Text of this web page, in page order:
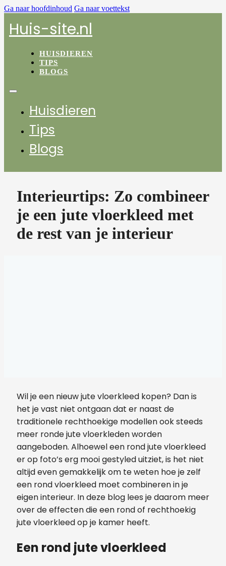
Ga naar hoofdinhoud Ga naar voettekst
Huis-site.nl
HUISDIEREN
TIPS
BLOGS
Huisdieren
Tips
Blogs
Interieurtips: Zo combineer
je een jute vloerkleed met
de rest van je interieur
Wil je een nieuw jute vloerkleed kopen? Dan is
het je vast niet ontgaan dat er naast de
traditionele rechthoekige modellen ook steeds
meer ronde jute vloerkleden worden
aangeboden. Alhoewel een rond jute vloerkleed
er op foto’s erg mooi gestyled uitziet, is het niet
altijd even gemakkelijk om te weten hoe je zelf
een rond vloerkleed moet combineren in je
eigen interieur. In deze blog lees je daarom meer
over de effecten die een rond of rechthoekig
jute vloerkleed op je kamer heeft.
Een rond jute vloerkleed